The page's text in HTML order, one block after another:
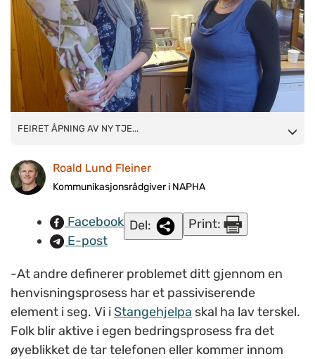
FEIRET ÅPNING AV NY TJENESTE: T.v. leder for Stangehjelpa,
Fauske Bye.
FEIRET ÅPNING AV NY TJE...
Roald Lund Fleiner
Kommunikasjonsrådgiver i NAPHA
Facebook
E-post
Del: Print:
-At andre definerer problemet ditt gjennom en
henvisningsprosess har et passiviserende
element i seg. Vi i Stangehjelpa skal ha lav terskel.
Folk blir aktive i egen bedringsprosess fra det
øyeblikket de tar telefonen eller kommer innom